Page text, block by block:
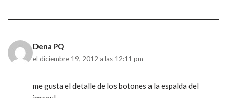
Dena PQ
el diciembre 19, 2012 a las 12:11 pm
me gusta el detalle de los botones a la espalda del